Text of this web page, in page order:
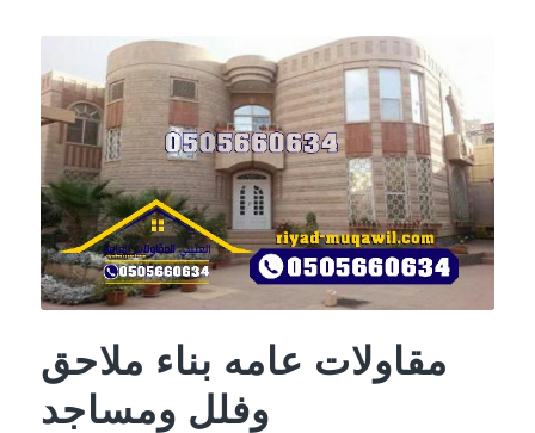
مقاولات عامه بناء ملاحق
وفلل ومساجد